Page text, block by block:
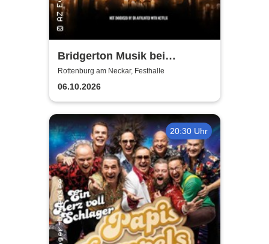
Bridgerton Musik bei
Kerzenschein
Rottenburg am Neckar, Festhalle
06.10.2026
20:30 Uhr